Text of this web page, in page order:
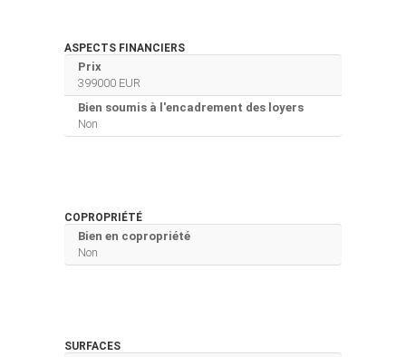
ASPECTS FINANCIERS
Prix
399000 EUR
Bien soumis à l'encadrement des loyers
Non
COPROPRIÉTÉ
Bien en copropriété
Non
SURFACES